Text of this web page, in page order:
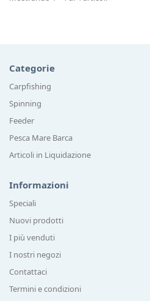
Categorie
Carpfishing
Spinning
Feeder
Pesca Mare Barca
Articoli in Liquidazione
Informazioni
Speciali
Nuovi prodotti
I più venduti
I nostri negozi
Contattaci
Termini e condizioni